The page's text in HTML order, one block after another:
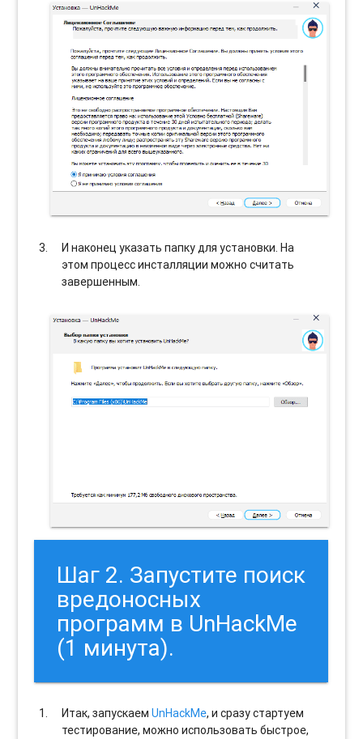
И наконец указать папку для установки. На
этом процесс инсталляции можно считать
завершенным.
Шаг 2. Запустите поиск
вредоносных
программ в UnHackMe
(1 минута).
Итак, запускаемUnHackMe, и сразу стартуем
тестирование, можно использовать быстрое,